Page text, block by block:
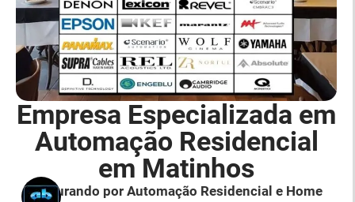
Empresa Especializada em
Automação Residencial
em Matinhos
Procurando por Automação Residencial e Home